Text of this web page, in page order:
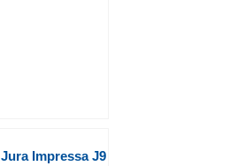
Jura Impressa J9